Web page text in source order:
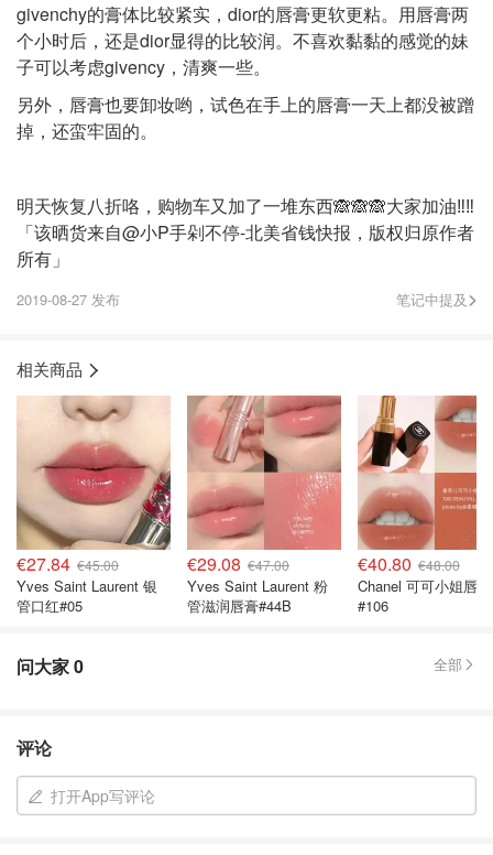
givenchy的膏体比较紧实，dior的唇膏更软更粘。用唇膏两
个小时后，还是dior显得的比较润。不喜欢黏黏的感觉的妹
子可以考虑givency，清爽一些。
另外，唇膏也要卸妆哟，试色在手上的唇膏一天上都没被蹭
掉，还蛮牢固的。
明天恢复八折咯，购物车又加了一堆东西🙈🙈🙈大家加油‼️‼️
「该晒货来自@小P手剁不停-北美省钱快报，版权归原作者
所有」
2019-08-27 发布 笔记中提及
相关商品
€27.84 €45.00
Yves Saint Laurent 银
管口红#05
€29.08 €47.00
Yves Saint Laurent 粉
管滋润唇膏#44B
€40.80 €48.00
Chanel 可可小姐唇膏
#106
问大家0 全部
评论
打开App写评论